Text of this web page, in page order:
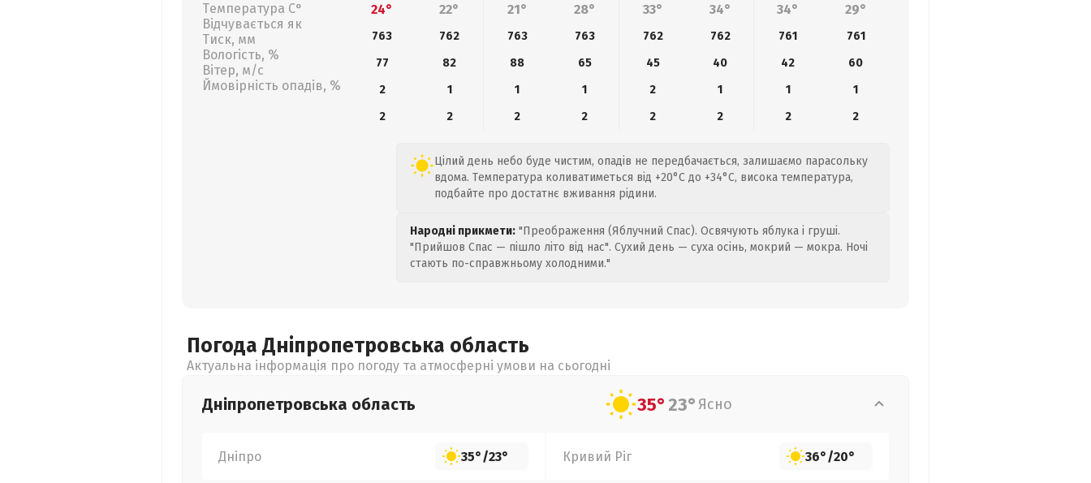
Температура С°
Відчувається як
Тиск, мм
Вологість, %
Вітер, м/с
Ймовірність опадів, %
24°
22° 21° 28° 33° 34° 34° 29°
763 762 763 763 762 762 761
761
77
82 88 65 45 40 42
60
2
1 1 1 2 1 1
1
2
2 2 2 2 2 2 2
Цілий день небо буде чистим, опадів не передбачається, залишаємо парасольку
вдома. Температура коливатиметься від +20°C до +34°C, висока температура,
подбайте про достатнє вживання рідини.
Народні прикмети: "Преображення (Яблучний Спас). Освячують яблука і груші.
"Прийшов Спас — пішло літо від нас". Сухий день — суха осінь, мокрий — мокра. Ночі
стають по-справжньому холодними."
Погода Дніпропетровська область
Актуальна інформація про погоду та атмосферні умови на сьогодні
Дніпропетровська область 35°23° Ясно
Дніпро 35°/23° Кривий Ріг 36°/20°